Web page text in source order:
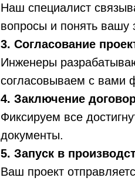
Наш специалист
вопросы и понять вашу
3. Согласование
Инженеры
согласовываем с вами
4. Заключение
Фиксируем все
документы.
5. Запуск в
Ваш проект